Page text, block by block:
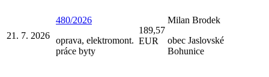
21. 7. 2026
480/2026
oprava, elektromont.
práce byty
189,57
EUR
Milan Brodek
obec Jaslovské
Bohunice